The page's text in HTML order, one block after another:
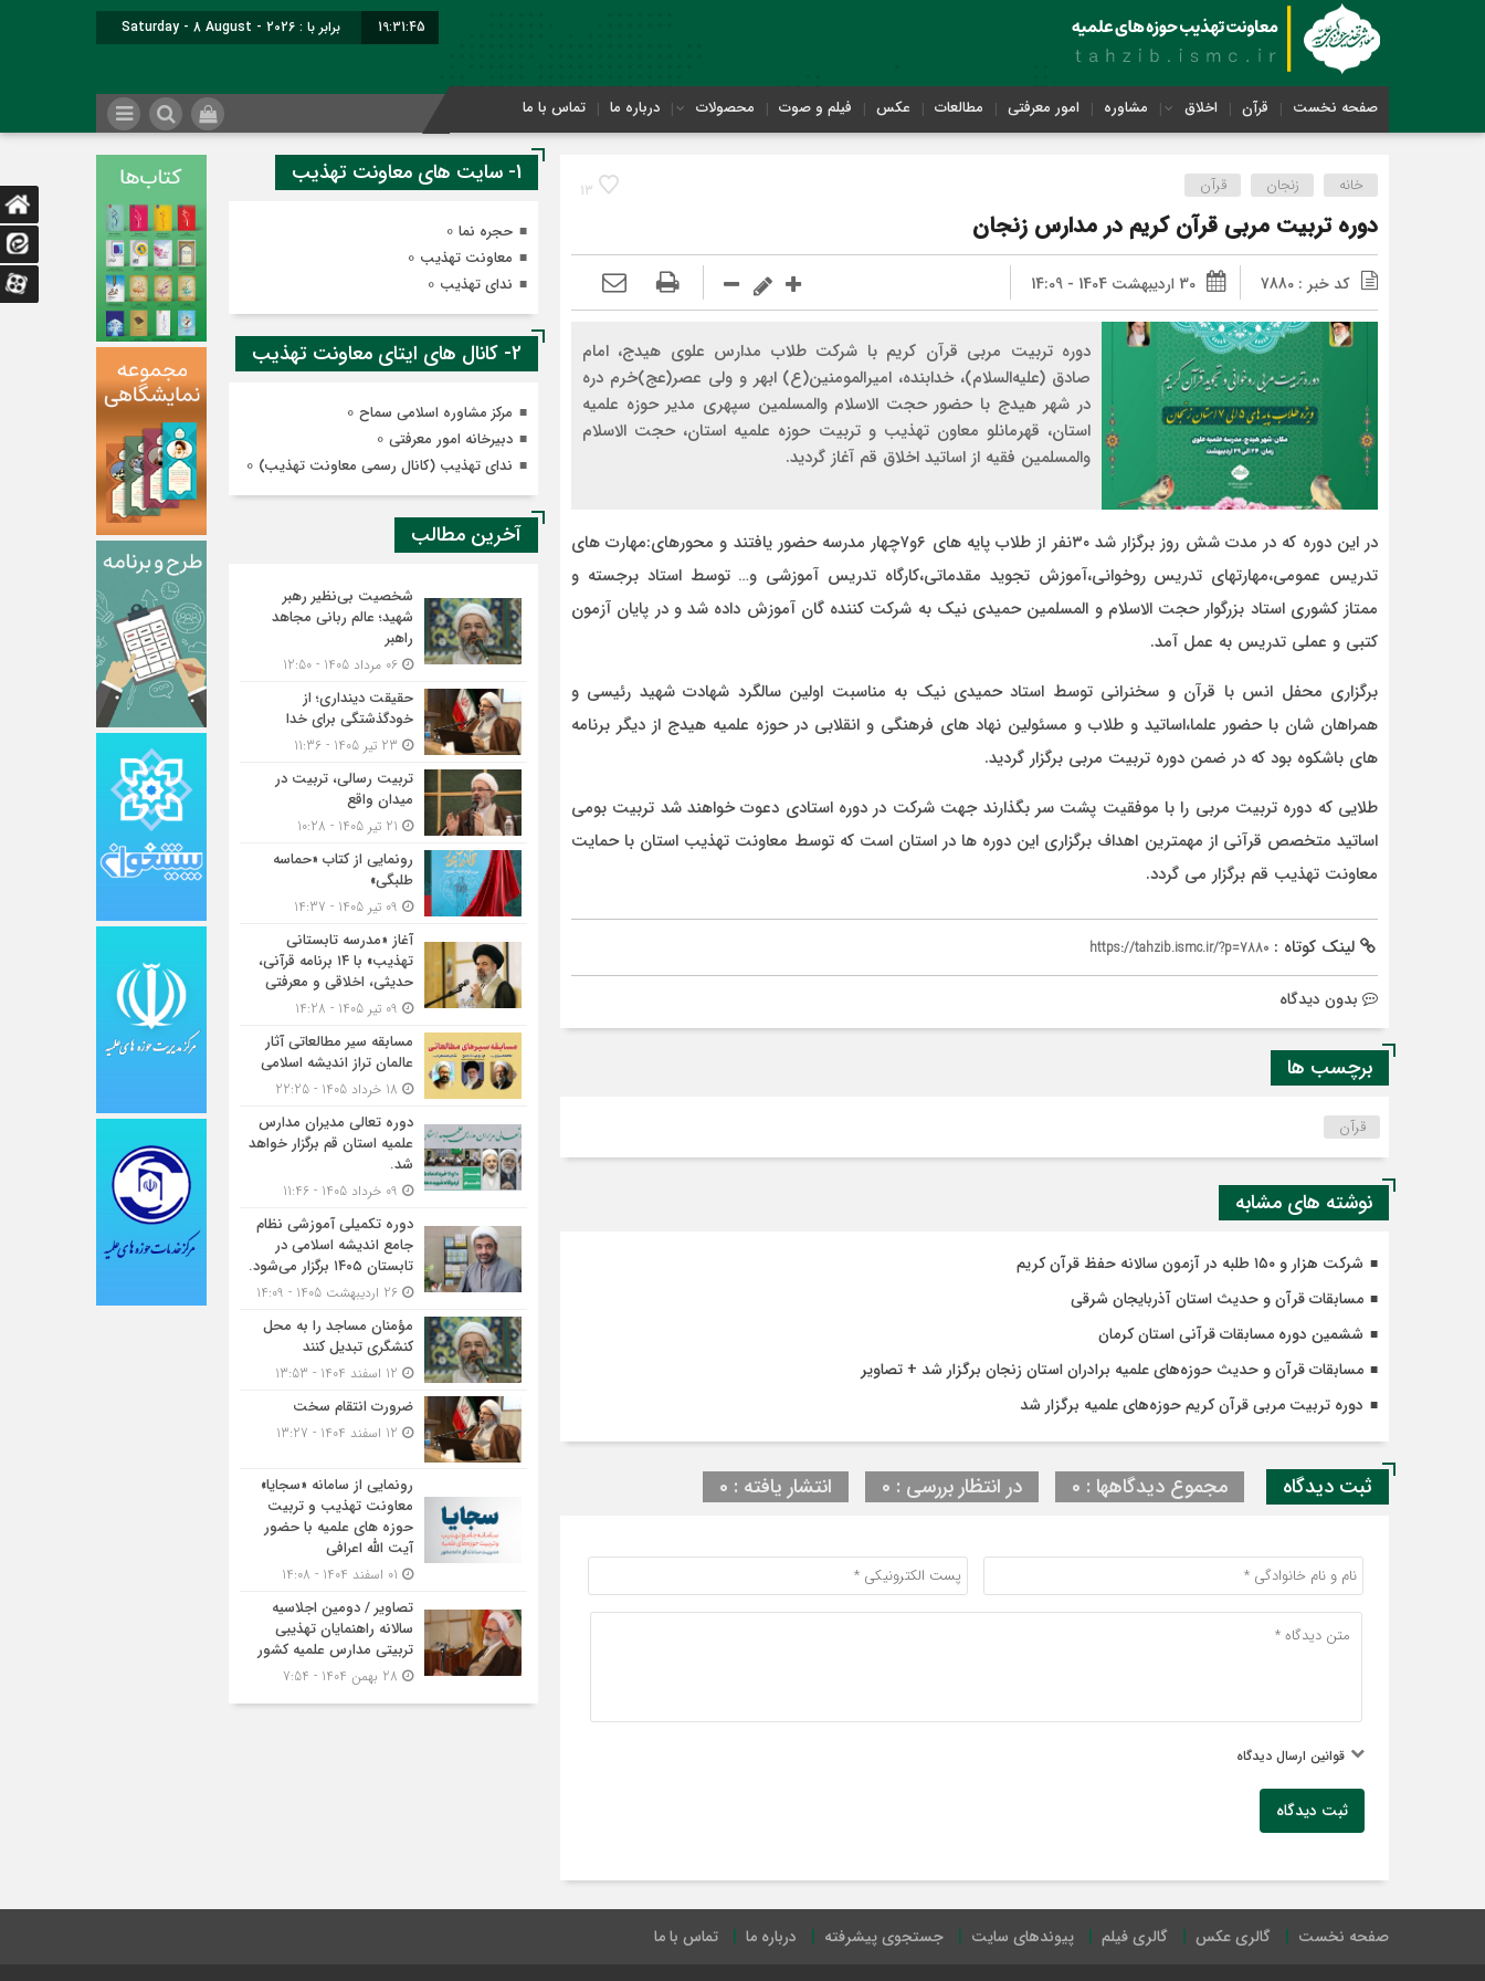
19:31:45 برابر با : Saturday - 8 August - 2026
صفحه نخست قرآن اخلاق مشاوره امور معرفتی مطالعات عکس فیلم و صوت محصولات درباره ما تماس با ما
13 خانه زنجان قرآن
دوره تربیت مربی قرآن کریم در مدارس زنجان
کد خبر : 7880 30 اردیبهشت 1404 - 14:09
دوره تربیت مربی قرآن کریم با شرکت طلاب مدارس علوی هیدج، امام
صادق (علیه‌السلام)، خدابنده، امیرالمومنین(ع) ابهر و ولی عصر(عج)خرم دره
در شهر هیدج با حضور حجت الاسلام والمسلمین سپهری مدیر حوزه علمیه
استان، قهرمانلو معاون تهذیب و تربیت حوزه علمیه استان، حجت الاسلام
والمسلمین فقیه از اساتید اخلاق قم آغاز گردید.
در این دوره که در مدت شش روز برگزار شد ۳۰نفر از طلاب پایه های ۶و۷چهار مدرسه حضور یافتند و محورهای:مهارت های
تدریس عمومی،مهارتهای تدریس روخوانی،آموزش تجوید مقدماتی،کارگاه تدریس آموزشی و… توسط استاد برجسته و
ممتاز کشوری استاد بزرگوار حجت الاسلام و المسلمین حمیدی نیک به شرکت کننده گان آموزش داده شد و در پایان آزمون
کتبی و عملی تدریس به عمل آمد.
برگزاری محفل انس با قرآن و سخنرانی توسط استاد حمیدی نیک به مناسبت اولین سالگرد شهادت شهید رئیسی و
همراهان شان با حضور علما،اساتید و طلاب و مسئولین نهاد های فرهنگی و انقلابی در حوزه علمیه هیدج از دیگر برنامه
های باشکوه بود که در ضمن دوره تربیت مربی برگزار گردید.
طلایی که دوره تربیت مربی را با موفقیت پشت سر بگذارند جهت شرکت در دوره استادی دعوت خواهند شد تربیت بومی
اساتید متخصص قرآنی از مهمترین اهداف برگزاری این دوره ها در استان است که توسط معاونت تهذیب استان با حمایت
معاونت تهذیب قم برگزار می گردد.
لینک کوتاه : https://tahzib.ismc.ir/?p=7880
بدون دیدگاه
برچسب ها
قرآن
نوشته های مشابه
شرکت هزار و ۱۵۰ طلبه در آزمون سالانه حفظ قرآن کریم
مسابقات قرآن و حدیث استان آذربایجان شرقی
ششمین دوره مسابقات قرآنی استان کرمان
مسابقات قرآن‌ و حدیث حوزه‌های علمیه برادران استان زنجان برگزار شد + تصاویر
دوره تربیت مربی قرآن کریم حوزه‌های علمیه برگزار شد
ثبت دیدگاه مجموع دیدگاهها : 0 در انتظار بررسی : 0 انتشار یافته : 0
قوانین ارسال دیدگاه
ثبت دیدگاه
1- سایت های معاونت تهذیب
حجره نما
معاونت تهذیب
ندای تهذیب
2- کانال های ایتای معاونت تهذیب
مرکز مشاوره اسلامی سماح
دبیرخانه امور معرفتی
ندای تهذیب (کانال رسمی معاونت تهذیب)
آخرین مطالب
شخصیت بی‌نظیر رهبر
شهید؛ عالم ربانی مجاهد
راهبر
حقیقت دینداری؛ از
خودگذشتگی برای خدا
تربیت رسالی، تربیت در
میدان واقع
رونمایی از کتاب «حماسه
طلبگی»
آغاز «مدرسه تابستانی
تهذیب» با ۱۴ برنامه قرآنی،
حدیثی، اخلاقی و معرفتی
مسابقه سیر مطالعاتی آثار
عالمان تراز اندیشه اسلامی
دوره تعالی مدیران مدارس
علمیه استان قم برگزار خواهد
شد.
دوره تکمیلی آموزشی نظام
جامع اندیشه اسلامی در
تابستان ۱۴۰۵ برگزار می‌شود.
مؤمنان مساجد را به محل
کنشگری تبدیل کنند
ضرورت انتقام سخت
رونمایی از سامانه «سجایا»
معاونت تهذیب و تربیت
حوزه‌ های علمیه با حضور
آیت الله اعرافی
تصاویر / دومین اجلاسیه
سالانه راهنمایان تهذیبی
تربیتی مدارس علمیه کشور
صفحه نخست گالری عکس گالری فیلم پیوندهای سایت جستجوی پیشرفته درباره ما تماس با ما